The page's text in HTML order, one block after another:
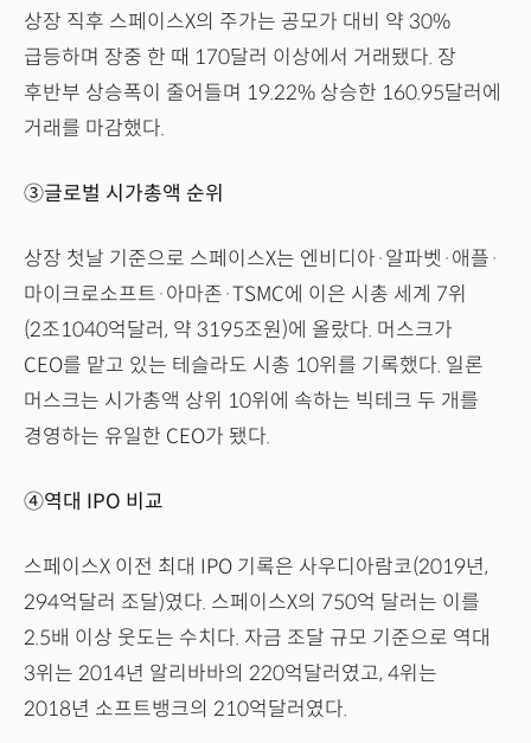
상장 직후 스페이스X의 주가는 공모가 대비 약 30%
급등하며 장중 한 때 170달러 이상에서 거래됐다. 장
후반부 상승폭이 줄어들며 19.22% 상승한 160.95달러에
거래를 마감했다.
③글로벌 시가총액 순위
상장 첫날 기준으로 스페이스X는 엔비디아·알파벳·애플·
마이크로소프트·아마존·TSMC에 이은 시총 세계 7위
(2조1040억달러, 약 3195조원)에 올랐다. 머스크가
CEO를 맡고 있는 테슬라도 시총 10위를 기록했다. 일론
머스크는 시가총액 상위 10위에 속하는 빅테크 두 개를
경영하는 유일한 CEO가 됐다.
④역대 IPO 비교
스페이스X 이전 최대 IPO 기록은 사우디아람코(2019년,
294억달러 조달)였다. 스페이스X의 750억 달러는 이를
2.5배 이상 웃도는 수치다. 자금 조달 규모 기준으로 역대
3위는 2014년 알리바바의 220억달러였고, 4위는
2018년 소프트뱅크의 210억달러였다.